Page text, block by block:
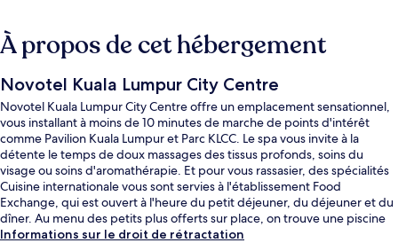
À propos de cet hébergement
Novotel Kuala Lumpur City Centre
Novotel Kuala Lumpur City Centre offre un emplacement sensationnel,
vous installant à moins de 10 minutes de marche de points d'intérêt
comme Pavilion Kuala Lumpur et Parc KLCC. Le spa vous invite à la
détente le temps de doux massages des tissus profonds, soins du
visage ou soins d'aromathérapie. Et pour vous rassasier, des spécialités
Cuisine internationale vous sont servies à l'établissement Food
Exchange, qui est ouvert à l'heure du petit déjeuner, du déjeuner et du
dîner. Au menu des petits plus offerts sur place, on trouve une piscine
extérieure, un bar / salon et un centre de remise en forme. Sympa non ?
Informations sur le droit de rétractation